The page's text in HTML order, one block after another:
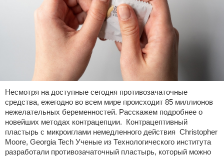
Несмотря на доступные сегодня противозачаточные
средства, ежегодно во всем мире происходит 85 миллионов
нежелательных беременностей. Расскажем подробнее о
новейших методах контрацепции. Контрацептивный
пластырь с микроиглами немедленного действия Christopher
Moore, Georgia Tech Ученые из Технологического института
разработали противозачаточный пластырь, который можно